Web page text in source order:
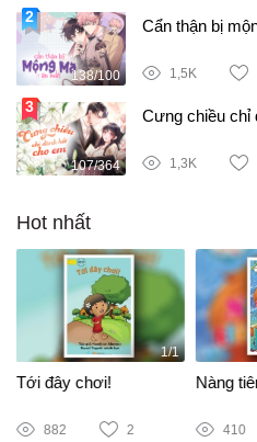
138/100
Cẩn thận bị
1,5K
107/364
Cưng chiều chỉ
1,3K
Hot nhất
1/1
Tới đây chơi!
882 2
Nàng
410